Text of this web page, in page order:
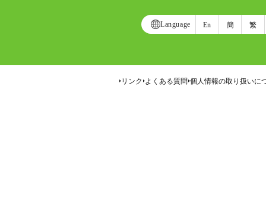
Language En 簡 繁
リンク よくある質問 個人情報の取り扱いに